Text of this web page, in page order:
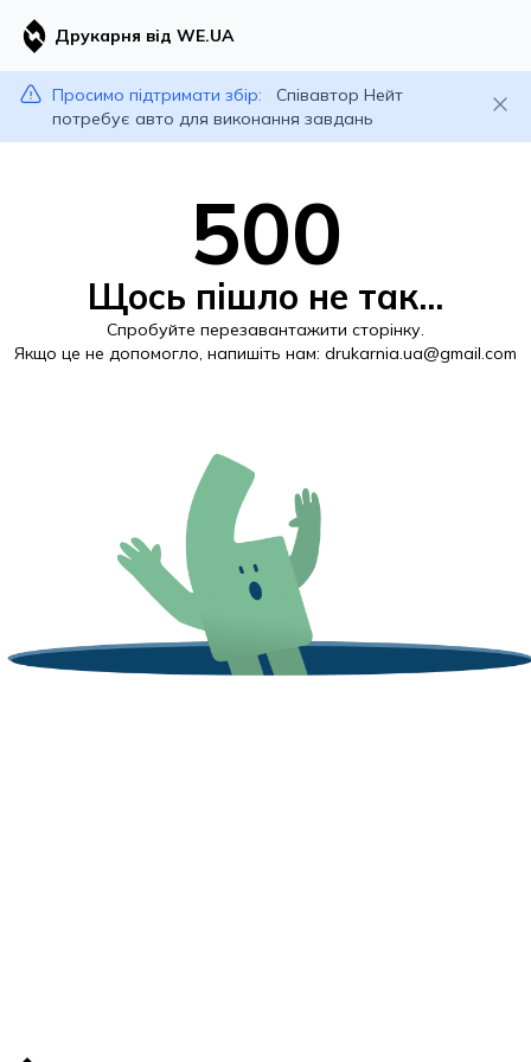
Друкарня від WE.UA
Просимо підтримати збір:
Співавтор Нейт
потребує авто для виконання завдань
500
Щось пішло не так...
Спробуйте перезавантажити сторінку.
Якщо це не допомогло, напишіть нам: drukarnia.ua@gmail.com